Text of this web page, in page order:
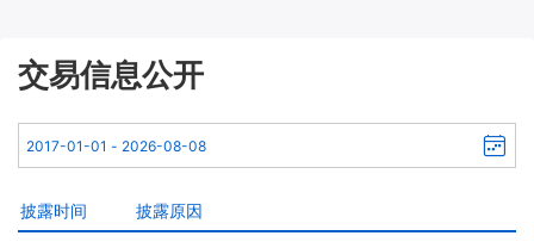
交易信息公开
披露时间 披露原因